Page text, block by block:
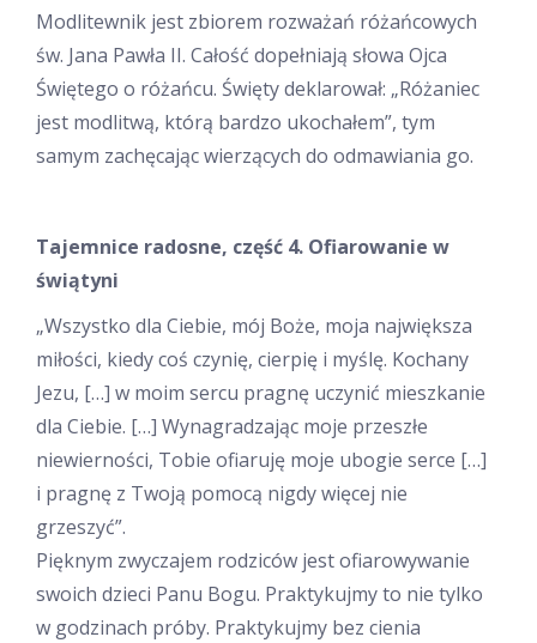
Modlitewnik jest zbiorem rozważań różańcowych
św. Jana Pawła II. Całość dopełniają słowa Ojca
Świętego o różańcu. Święty deklarował: „Różaniec
jest modlitwą, którą bardzo ukochałem”, tym
samym zachęcając wierzących do odmawiania go.
Tajemnice radosne, część 4. Ofiarowanie w
świątyni
„Wszystko dla Ciebie, mój Boże, moja największa
miłości, kiedy coś czynię, cierpię i myślę. Kochany
Jezu, […] w moim sercu pragnę uczynić mieszkanie
dla Ciebie. […] Wynagradzając moje przeszłe
niewierności, Tobie ofiaruję moje ubogie serce […]
i pragnę z Twoją pomocą nigdy więcej nie
grzeszyć”.
Pięknym zwyczajem rodziców jest ofiarowywanie
swoich dzieci Panu Bogu. Praktykujmy to nie tylko
w godzinach próby. Praktykujmy bez cienia